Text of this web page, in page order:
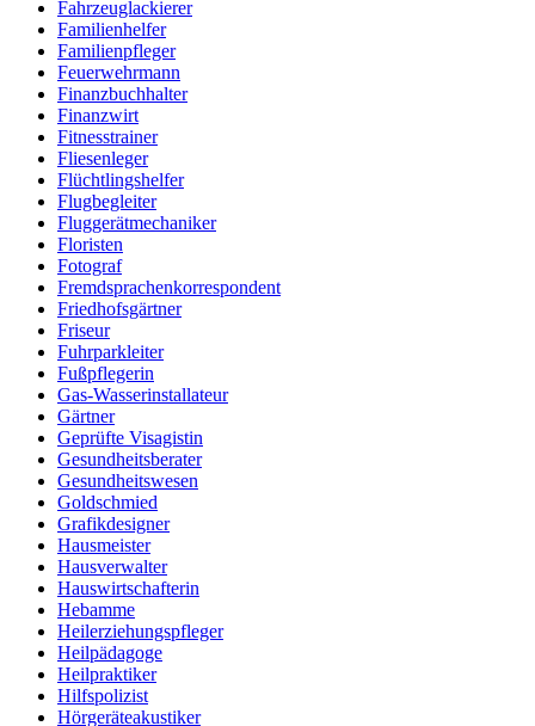
Fahrzeuglackierer
Familienhelfer
Familienpfleger
Feuerwehrmann
Finanzbuchhalter
Finanzwirt
Fitnesstrainer
Fliesenleger
Flüchtlingshelfer
Flugbegleiter
Fluggerätmechaniker
Floristen
Fotograf
Fremdsprachenkorrespondent
Friedhofsgärtner
Friseur
Fuhrparkleiter
Fußpflegerin
Gas-Wasserinstallateur
Gärtner
Geprüfte Visagistin
Gesundheitsberater
Gesundheitswesen
Goldschmied
Grafikdesigner
Hausmeister
Hausverwalter
Hauswirtschafterin
Hebamme
Heilerziehungspfleger
Heilpädagoge
Heilpraktiker
Hilfspolizist
Hörgeräteakustiker